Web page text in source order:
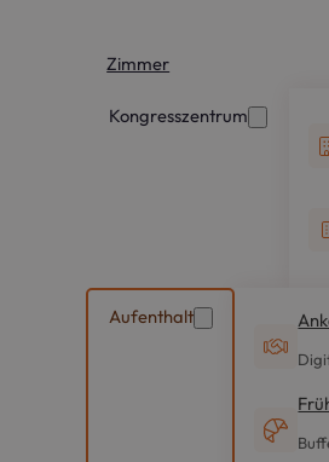
Zimmer
Kongresszentrum
Aufenthalt